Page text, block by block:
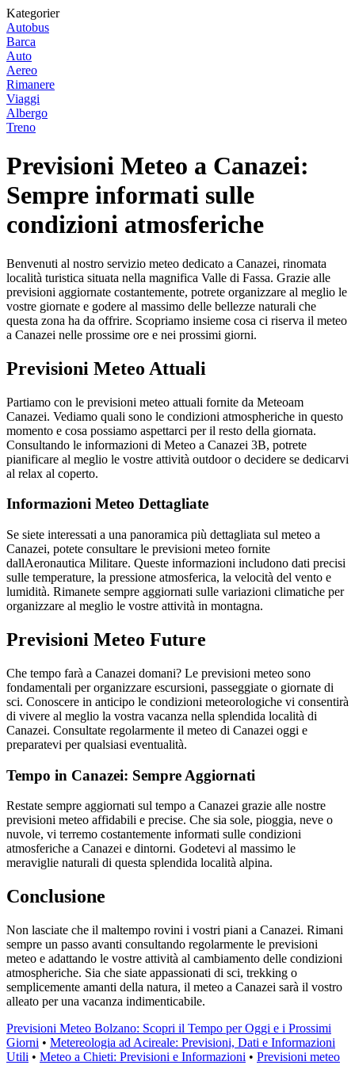
Kategorier
Autobus
Barca
Auto
Aereo
Rimanere
Viaggi
Albergo
Treno
Previsioni Meteo a Canazei:
Sempre informati sulle
condizioni atmosferiche
Benvenuti al nostro servizio meteo dedicato a Canazei, rinomata
località turistica situata nella magnifica Valle di Fassa. Grazie alle
previsioni aggiornate costantemente, potrete organizzare al meglio le
vostre giornate e godere al massimo delle bellezze naturali che
questa zona ha da offrire. Scopriamo insieme cosa ci riserva il meteo
a Canazei nelle prossime ore e nei prossimi giorni.
Previsioni Meteo Attuali
Partiamo con le previsioni meteo attuali fornite da Meteoam
Canazei. Vediamo quali sono le condizioni atmospheriche in questo
momento e cosa possiamo aspettarci per il resto della giornata.
Consultando le informazioni di Meteo a Canazei 3B, potrete
pianificare al meglio le vostre attività outdoor o decidere se dedicarvi
al relax al coperto.
Informazioni Meteo Dettagliate
Se siete interessati a una panoramica più dettagliata sul meteo a
Canazei, potete consultare le previsioni meteo fornite
dallAeronautica Militare. Queste informazioni includono dati precisi
sulle temperature, la pressione atmosferica, la velocità del vento e
lumidità. Rimanete sempre aggiornati sulle variazioni climatiche per
organizzare al meglio le vostre attività in montagna.
Previsioni Meteo Future
Che tempo farà a Canazei domani? Le previsioni meteo sono
fondamentali per organizzare escursioni, passeggiate o giornate di
sci. Conoscere in anticipo le condizioni meteorologiche vi consentirà
di vivere al meglio la vostra vacanza nella splendida località di
Canazei. Consultate regolarmente il meteo di Canazei oggi e
preparatevi per qualsiasi eventualità.
Tempo in Canazei: Sempre Aggiornati
Restate sempre aggiornati sul tempo a Canazei grazie alle nostre
previsioni meteo affidabili e precise. Che sia sole, pioggia, neve o
nuvole, vi terremo costantemente informati sulle condizioni
atmosferiche a Canazei e dintorni. Godetevi al massimo le
meraviglie naturali di questa splendida località alpina.
Conclusione
Non lasciate che il maltempo rovini i vostri piani a Canazei. Rimani
sempre un passo avanti consultando regolarmente le previsioni
meteo e adattando le vostre attività al cambiamento delle condizioni
atmospheriche. Sia che siate appassionati di sci, trekking o
semplicemente amanti della natura, il meteo a Canazei sarà il vostro
alleato per una vacanza indimenticabile.
Previsioni Meteo Bolzano: Scopri il Tempo per Oggi e i Prossimi
Giorni • Metereologia ad Acireale: Previsioni, Dati e Informazioni
Utili • Meteo a Chieti: Previsioni e Informazioni • Previsioni meteo